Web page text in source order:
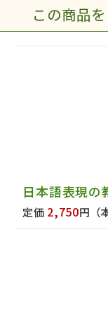
この商品
日本語表現の
定価 2,750円